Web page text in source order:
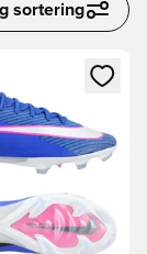
sortering
dig som
til at logge